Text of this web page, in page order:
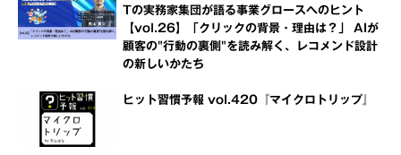
Tの実務家集団が語る事業グロースへのヒント
【vol.26】「クリックの背景・理由は？」 AIが
顧客の"行動の裏側"を読み解く、レコメンド設計
の新しいかたち
ヒット習慣予報 vol.420『マイクロトリップ』